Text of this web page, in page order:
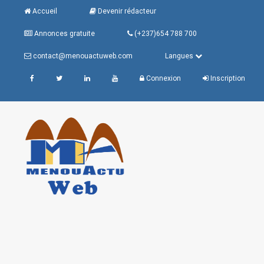
Accueil Devenir rédacteur
Annonces gratuite (+237)654 788 700
contact@menouactuweb.com Langues
Connexion Inscription